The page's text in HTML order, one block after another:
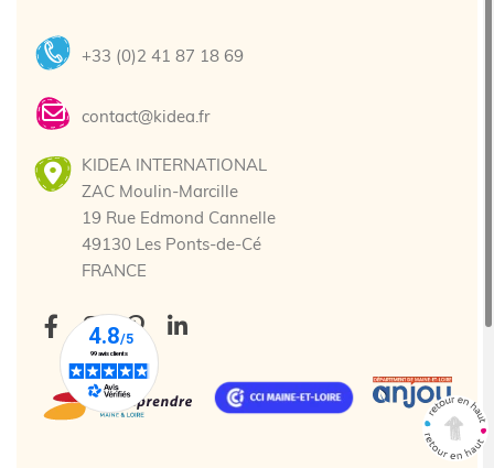
+33 (0)2 41 87 18 69
contact@kidea.fr
KIDEA INTERNATIONAL
ZAC Moulin-Marcille
19 Rue Edmond Cannelle
49130 Les Ponts-de-Cé
FRANCE